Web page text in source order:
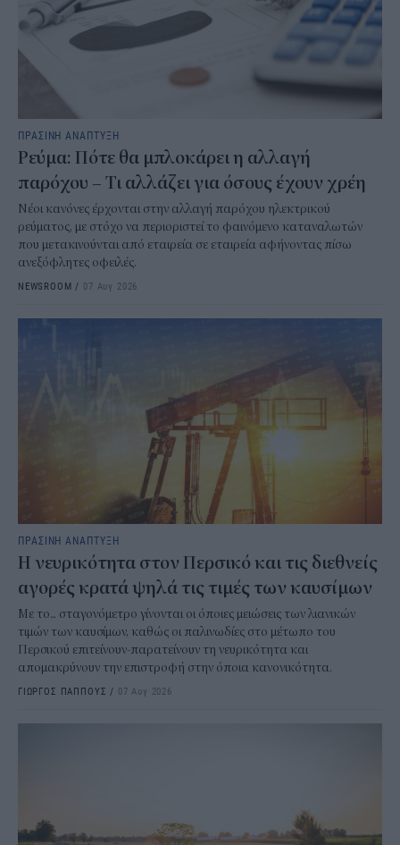
ΠΡΑΣΙΝΗ ΑΝΑΠΤΥΞΗ
Ρεύμα: Πότε θα μπλοκάρει η αλλαγή
παρόχου – Τι αλλάζει για όσους έχουν χρέη
Νέοι κανόνες έρχονται στην αλλαγή παρόχου ηλεκτρικού
ρεύματος, με στόχο να περιοριστεί το φαινόμενο καταναλωτών
που μετακινούνται από εταιρεία σε εταιρεία αφήνοντας πίσω
ανεξόφλητες οφειλές.
NEWSROOM / 07 Αυγ 2026
ΠΡΑΣΙΝΗ ΑΝΑΠΤΥΞΗ
Η νευρικότητα στον Περσικό και τις διεθνείς
αγορές κρατά ψηλά τις τιμές των καυσίμων
Με το... σταγονόμετρο γίνονται οι όποιες μειώσεις των λιανικών
τιμών των καυσίμων, καθώς οι παλινωδίες στο μέτωπο του
Περσικού επιτείνουν-παρατείνουν τη νευρικότητα και
απομακρύνουν την επιστροφή στην όποια κανονικότητα.
ΓΙΩΡΓΟΣ ΠΑΠΠΟΥΣ / 07 Αυγ 2026